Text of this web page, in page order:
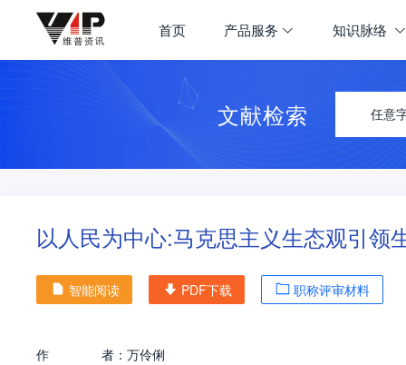
首页 产品服务 知识脉络
文献检索 任意
以人民为中心:马克思主义生态观引领
智能阅读 PDF下载 职称评审材料
作 者： 万伶俐